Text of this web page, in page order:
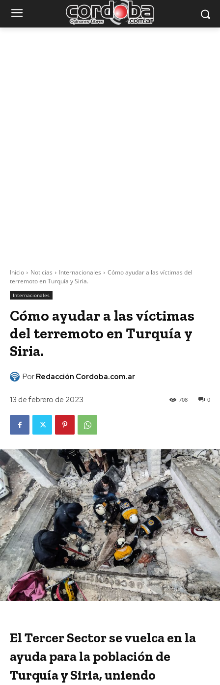
Inicio Noticias Internacionales
Cómo ayudar a las víctimas del
terremoto en Turquía y Siria.
Internacionales
Cómo ayudar a las víctimas
del terremoto en Turquía y
Siria.
Por Redacción Cordoba.com.ar
13 de febrero de 2023 0
708
El Tercer Sector se vuelca en la
ayuda para la población de
Turquía y Siria, uniendo